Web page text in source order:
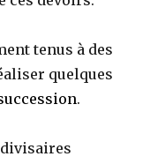
tenus à des
quelques
.